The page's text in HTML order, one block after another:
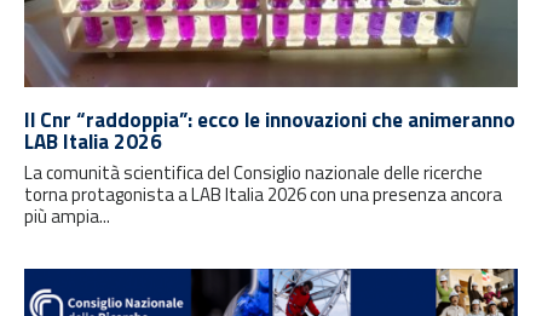
Il Cnr “raddoppia”: ecco le innovazioni che animeranno
LAB Italia 2026
La comunità scientifica del Consiglio nazionale delle ricerche
torna protagonista a LAB Italia 2026 con una presenza ancora
più ampia...